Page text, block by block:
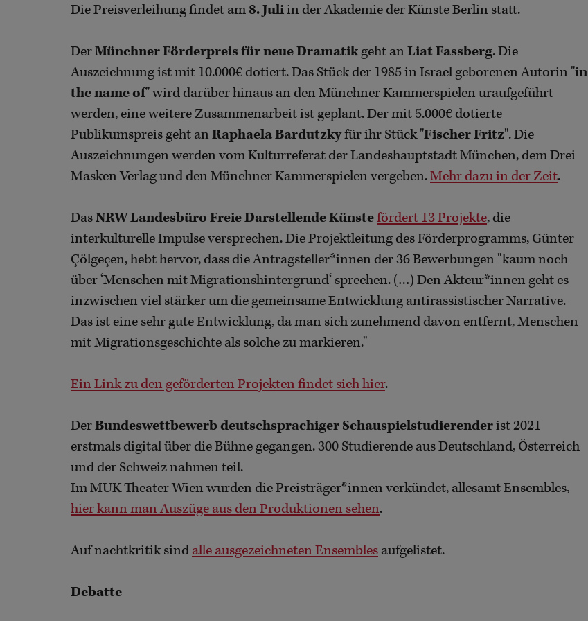
Die Preisverleihung findet am 8. Juliin der Akademie der Künste Berlin statt.
DerMünchner Förderpreis für neue Dramatikgeht an Liat Fassberg. Die
Auszeichnung ist mit 10.000€ dotiert. Das Stück der 1985 in Israel geborenen Autorin "in
the name of" wird darüber hinaus an den Münchner Kammerspielen uraufgeführt
werden, eine weitere Zusammenarbeit ist geplant. Der mit 5.000€ dotierte
Publikumspreis geht an Raphaela Bardutzkyfür ihr Stück "Fischer Fritz". Die
Auszeichnungen werden vom Kulturreferat der Landeshauptstadt München, dem Drei
Masken Verlag und den Münchner Kammerspielen vergeben.Mehr dazu in der Zeit.
DasNRW Landesbüro Freie Darstellende Künstefördert 13 Projekte, die
interkulturelle Impulse versprechen. Die Projektleitung des Förderprogramms, Günter
Çölgeçen, hebt hervor, dass die Antragsteller*innen der 36 Bewerbungen "kaum noch
über ‘Menschen mit Migrationshintergrund‘ sprechen. (…) Den Akteur*innen geht es
inzwischen viel stärker um die gemeinsame Entwicklung antirassistischer Narrative.
Das ist eine sehr gute Entwicklung, da man sich zunehmend davon entfernt, Menschen
mit Migrationsgeschichte als solche zu markieren."
Ein Link zu den geförderten Projekten findet sich hier.
DerBundeswettbewerb deutschsprachiger Schauspielstudierenderist 2021
erstmals digital über die Bühne gegangen. 300 Studierende aus Deutschland, Österreich
und der Schweiz nahmen teil.
Im MUK Theater Wien wurden die Preisträger*innen verkündet, allesamt Ensembles,
hier kann man Auszüge aus den Produktionen sehen.
Auf nachtkritik sind alle ausgezeichneten Ensembles aufgelistet.
Debatte